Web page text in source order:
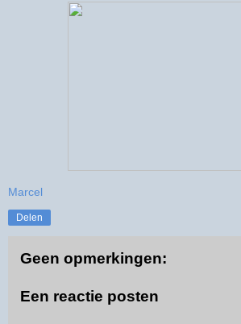
Marcel
Delen
Geen opmerkingen:
Een reactie posten